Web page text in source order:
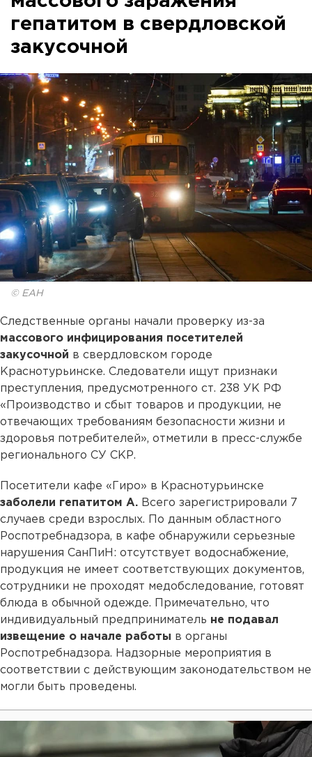
гепатитом в свердловской
закусочной
© ЕАН
Следственные органы начали проверку из-за
массового инфицирования посетителей
закусочной в свердловском городе
Краснотурьинске. Следователи ищут признаки
преступления, предусмотренного ст. 238 УК РФ
«Производство и сбыт товаров и продукции, не
отвечающих требованиям безопасности жизни и
здоровья потребителей», отметили в пресс-службе
регионального СУ СКР.
Посетители кафе «Гиро» в Краснотурьинске
заболели гепатитом А. Всего зарегистрировали 7
случаев среди взрослых. По данным областного
Роспотребнадзора, в кафе обнаружили серьезные
нарушения СанПиН: отсутствует водоснабжение,
продукция не имеет соответствующих документов,
сотрудники не проходят медобследование, готовят
блюда в обычной одежде. Примечательно, что
индивидуальный предприниматель не подавал
извещение о начале работы в органы
Роспотребнадзора. Надзорные мероприятия в
соответствии с действующим законодательством не
могли быть проведены.